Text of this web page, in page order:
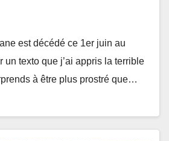
est décédé ce 1er juin au
un texto que j’ai appris la terrible
à être plus prostré que…